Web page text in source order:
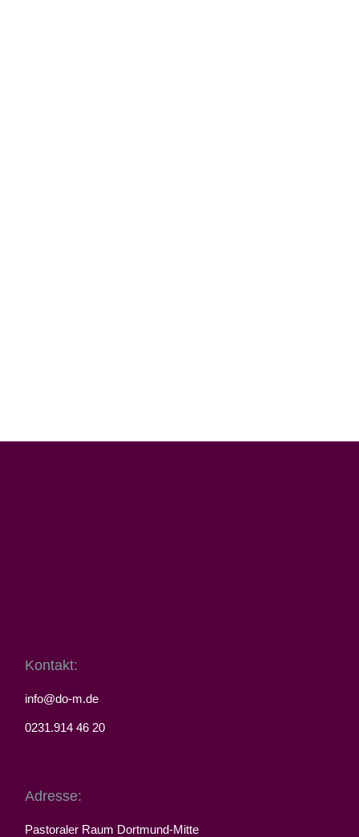
Kontakt:
info@do-m.de
0231.914 46 20
Adresse:
Pastoraler Raum Dortmund-Mitte